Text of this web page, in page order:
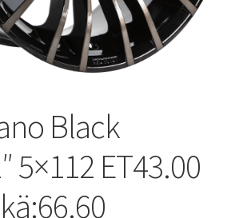
Black
5×112 ET43.00